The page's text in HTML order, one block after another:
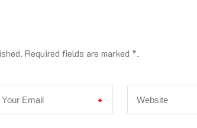
Required fields are marked *.
*